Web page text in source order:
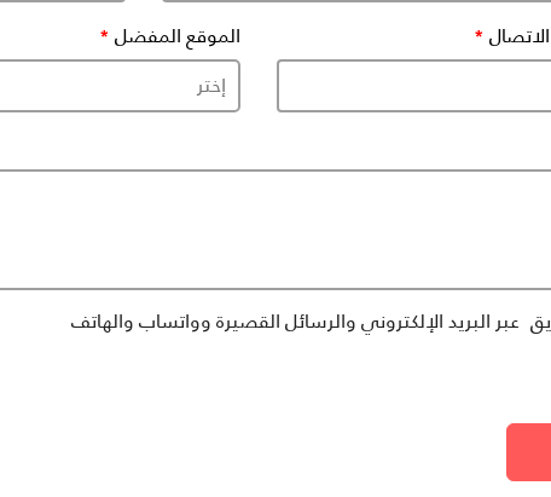
الموقع المفضل
عبر البريد الإلكتروني والرسائل القصيرة وواتساب والهاتف